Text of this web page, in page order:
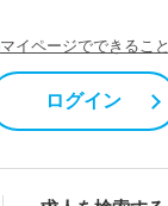
マイページでできること
ログイン